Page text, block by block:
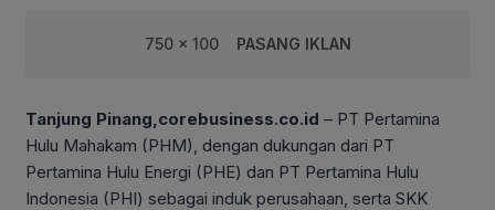
750 x 100 PASANG IKLAN
Tanjung Pinang,corebusiness.co.id – PT Pertamina
Hulu Mahakam (PHM), dengan dukungan dari PT
Pertamina Hulu Energi (PHE) dan PT Pertamina Hulu
Indonesia (PHI) sebagai induk perusahaan, serta SKK